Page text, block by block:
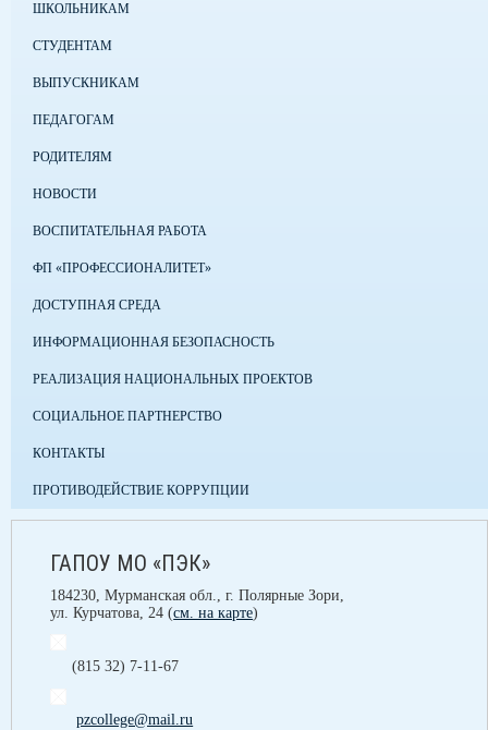
ШКОЛЬНИКАМ
СТУДЕНТАМ
ВЫПУСКНИКАМ
ПЕДАГОГАМ
РОДИТЕЛЯМ
НОВОСТИ
ВОСПИТАТЕЛЬНАЯ РАБОТА
ФП «ПРОФЕССИОНАЛИТЕТ»
ДОСТУПНАЯ СРЕДА
ИНФОРМАЦИОННАЯ БЕЗОПАСНОСТЬ
РЕАЛИЗАЦИЯ НАЦИОНАЛЬНЫХ ПРОЕКТОВ
СОЦИАЛЬНОЕ ПАРТНЕРСТВО
КОНТАКТЫ
ПРОТИВОДЕЙСТВИЕ КОРРУПЦИИ
ГАПОУ МО «ПЭК»
184230, Мурманская обл., г. Полярные Зори,
ул. Курчатова, 24 (см. на карте)
(815 32) 7-11-67
pzcollege@mail.ru